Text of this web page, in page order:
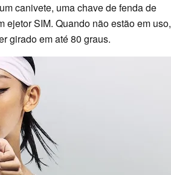
canivete, uma chave de fenda de
ejetor SIM. Quando não estão em uso,
girado em até 80 graus.